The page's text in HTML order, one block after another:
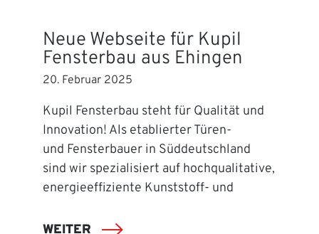
Neue Webseite für Kupil
Fensterbau aus Ehingen
20. Februar 2025
Kupil Fensterbau steht für Qualität und
Innovation! Als etablierter Türen-
und Fensterbauer in Süddeutschland
sind wir spezialisiert auf hochqualitative,
energieeffiziente Kunststoff- und
WEITER